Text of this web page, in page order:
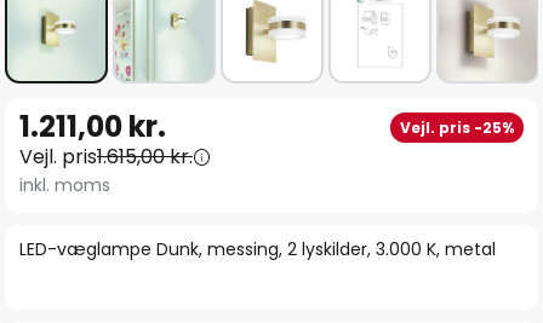
starten
af
LED-væglampe Dunk, messing, 2 lyskilder, 3.000 K, metal
1.211,00 kr. Vejl. pris -25%
Vejl. pris1.615,00 kr.
inkl. moms